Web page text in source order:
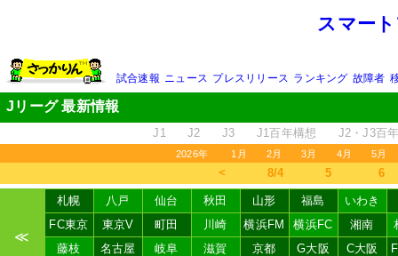
スマー
試合速報 ニュース プレスリリース ランキング 故障者
Jリーグ 最新情報
J1 J2 J3 J1百年構想 J2・J3百
2026年 1月 2月 3月 4月 5月
＜ 8/4 5 6
≪
札幌 八戸 仙台 秋田 山形 福島
いわき
FC東京
東京V 町田 川崎 横浜FM 横浜FC 湘南
藤枝
名古屋 岐阜 滋賀 京都 G大阪 C大阪